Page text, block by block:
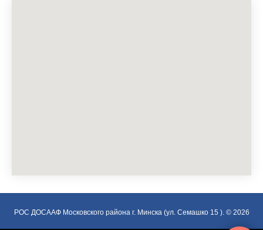
РОС ДОСААФ Московского района г. Минска (ул. Семашко 15 ). © 2026